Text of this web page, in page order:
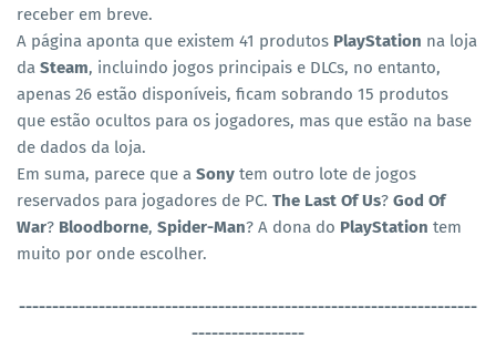
receber em breve.
A página aponta que existem 41 produtos PlayStation na loja
da Steam, incluindo jogos principais e DLCs, no entanto,
apenas 26 estão disponíveis, ficam sobrando 15 produtos
que estão ocultos para os jogadores, mas que estão na base
de dados da loja.
Em suma, parece que a Sony tem outro lote de jogos
reservados para jogadores de PC. The Last Of Us? God Of
War? Bloodborne, Spider-Man? A dona do PlayStation tem
muito por onde escolher.
---------------------------------------------------------------------
-----------------